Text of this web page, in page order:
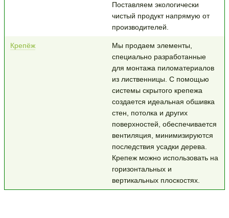
Поставляем экологически
чистый продукт напрямую от
производителей.
Крепёж
Мы продаем элементы,
специально разработанные
для монтажа пиломатериалов
из лиственницы. С помощью
системы скрытого крепежа
создается идеальная обшивка
стен, потолка и других
поверхностей, обеспечивается
вентиляция, минимизируются
последствия усадки дерева.
Крепеж можно использовать на
горизонтальных и
вертикальных плоскостях.